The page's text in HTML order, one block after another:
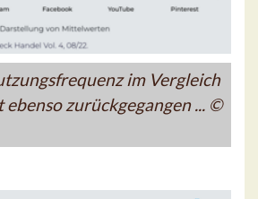
im Vergleich
ebenso zurückgegangen ... ©